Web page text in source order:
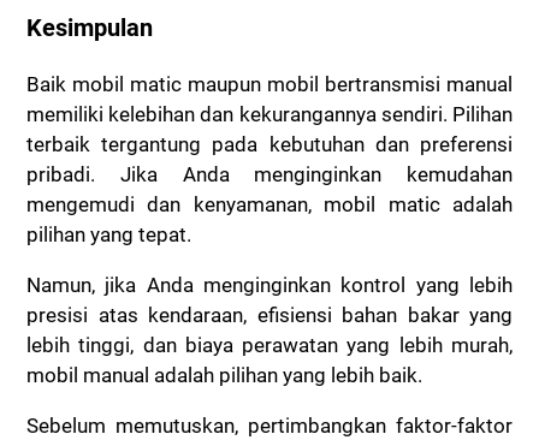
Kesimpulan
Baik mobil matic maupun mobil bertransmisi manual
memiliki kelebihan dan kekurangannya sendiri. Pilihan
terbaik tergantung pada kebutuhan dan preferensi
pribadi. Jika Anda menginginkan kemudahan
mengemudi dan kenyamanan, mobil matic adalah
pilihan yang tepat.
Namun, jika Anda menginginkan kontrol yang lebih
presisi atas kendaraan, efisiensi bahan bakar yang
lebih tinggi, dan biaya perawatan yang lebih murah,
mobil manual adalah pilihan yang lebih baik.
Sebelum memutuskan, pertimbangkan faktor-faktor